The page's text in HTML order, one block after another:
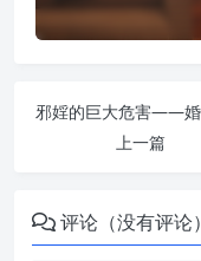
上一篇
评论（没有评论）